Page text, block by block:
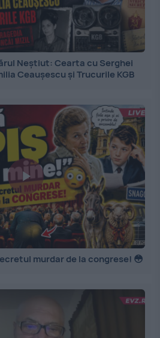
Neștiut: Cearta cu Serghei
Ceaușescu și Trucurile KGB
murdar de la congrese! 😳